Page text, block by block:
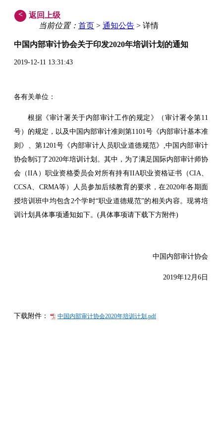
<
返回上级
当前位置： 首页 > 通知公告 > 详情
中国内部审计协会关于印发2020年培训计划的通知
2019-12-11 13:31:43
各有关单位：
根据《审计署关于内部审计工作的规定》（审计署令第11
号）的规定，以及中国内部审计准则第1101号《内部审计基本准
则》、第1201号《内部审计人员职业道德规范》,中国内部审计
协会制订了2020年培训计划。其中，为了满足国际内部审计师协
会（IIA）职业资格委员会对所有持有IIA职业资格证书（CIA、
CCSA、CRMA等）人员参加后续教育的要求，在2020年各期面
授培训班中均包含2个学时“职业道德规范”的相关内容。现将培
训计划具体事项通知如下。(具体事项请下载下方附件)
中国内部审计协会
2019年12月6日
下载附件： 中国内部审计协会2020年培训计划.pdf